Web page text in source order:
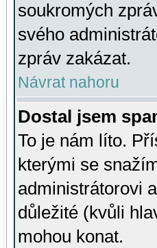
soukromých
svého
zpráv zakázat.
Návrat nahoru
Dostal jsem
To je nám líto.
kterými se
administrátorovi
důležité (kvůli
mohou konat.